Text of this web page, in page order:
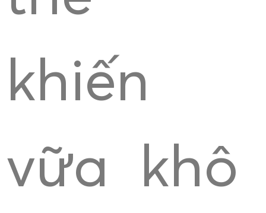
khiến
vữa khô